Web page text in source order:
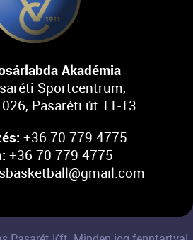
Akadémia
Sportcentrum,
Pasaréti út 11-13.
+36 70 779 4775
+36 70 779 4775